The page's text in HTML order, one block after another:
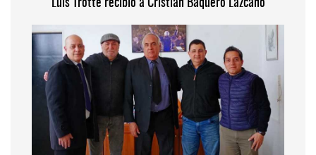
Luis Trotte recibió a Cristian Baquero Lazcano